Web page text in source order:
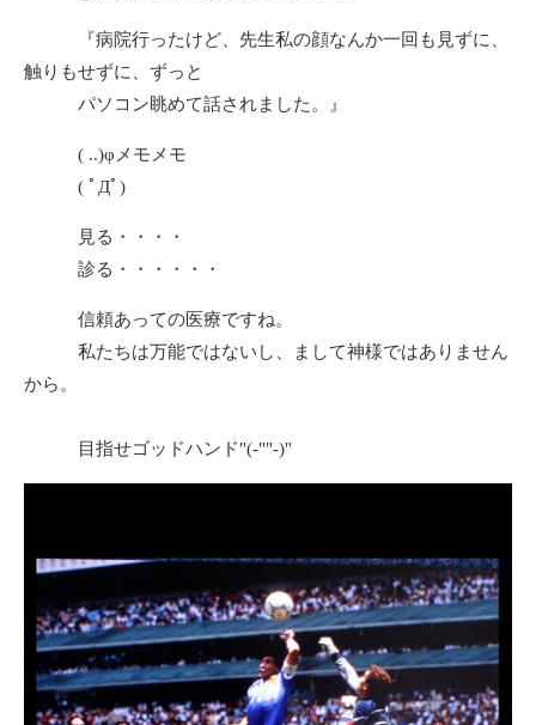
『病院行ったけど、先生私の顔なんか一回も見ずに、
触りもせずに、ずっと
パソコン眺めて話されました。』
( ..)φメモメモ
( ﾟДﾟ)
見る・・・・
診る・・・・・・
信頼あっての医療ですね。
私たちは万能ではないし、まして神様ではありません
から。
目指せゴッドハンド"(-""-)"